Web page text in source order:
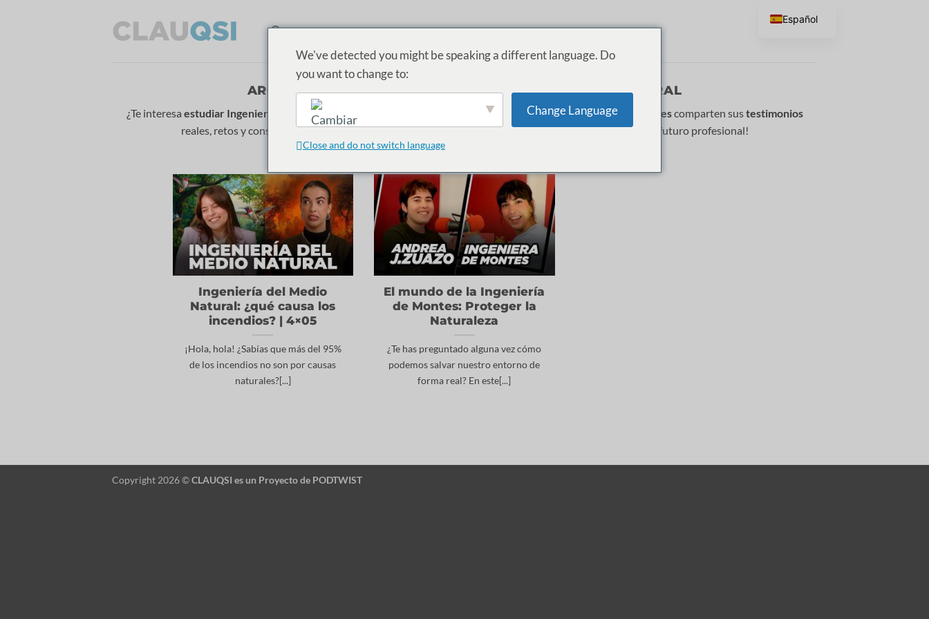
HOME EPISODIOS BLOG TESTIMONIOS CONTACTO INVITADAS
ARCHIVOS DE CATEGORÍA:INGENIERÍA DEL MEDIO NATURAL
¿Te interesa estudiar Ingeniería del Medio Natural ? Explora estos episodios de ClauQSI dondemujeres referentescomparten sustestimonios
reales, retos y consejos sobre estacarrera. ¡Descubre qué significa trabajar en este sector e inspira tu futuro profesional!
Ingeniería del Medio
Natural: ¿qué causa los
incendios? | 4×05
¡Hola, hola! ¿Sabías que más del 95%
de los incendios no son por causas
naturales?[...]
El mundo de la Ingeniería
de Montes: Proteger la
Naturaleza
¿Te has preguntado alguna vez cómo
podemos salvar nuestro entorno de
forma real? En este[...]
Copyright 2026 ©CLAUQSI es un Proyecto de PODTWIST
We've detected you might be speaking a different language. Do
you want to change to:
English
Change Language
Close and do not switch language
Español